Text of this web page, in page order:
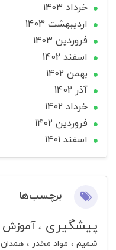
خرداد 1403
ارديبهشت 1403
فروردین 1403
اسفند 1402
بهمن 1402
آذر 1402
خرداد 1402
فروردین 1402
اسفند 1401
برچسب‌ها
پیشگیری آموزش
شمیم مواد مخدر همدان